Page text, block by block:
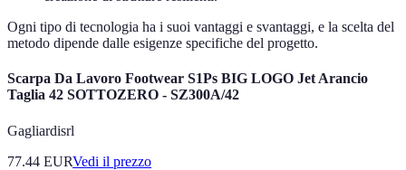
Ogni tipo di tecnologia ha i suoi vantaggi e svantaggi, e la scelta del
metodo dipende dalle esigenze specifiche del progetto.
Scarpa Da Lavoro Footwear S1Ps BIG LOGO Jet Arancio
Taglia 42 SOTTOZERO - SZ300A/42
Gagliardisrl
77.44 EURVedi il prezzo